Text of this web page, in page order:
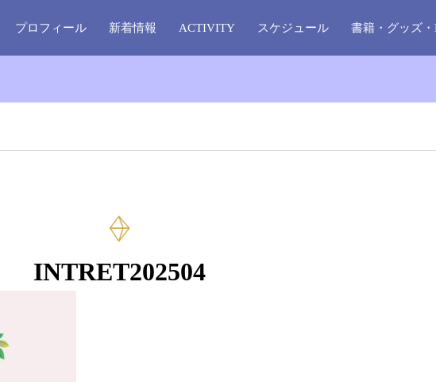
プロフィール 新着情報 ACTIVITY スケジュール 書籍・グッズ
INTRET202504